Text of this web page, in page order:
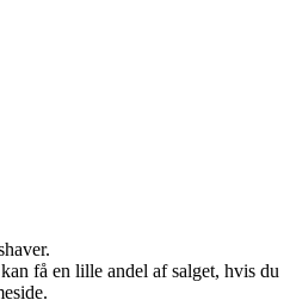
få en lille andel af salget, hvis du